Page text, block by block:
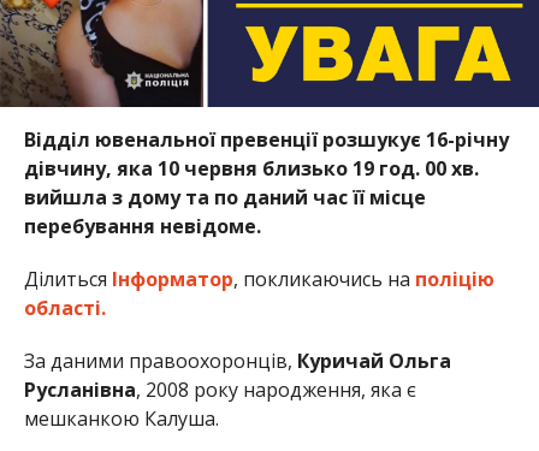
Відділ ювенальної превенції розшукує 16-річну
дівчину, яка 10 червня близько 19 год. 00 хв.
вийшла з дому та по даний час її місце
перебування невідоме.
Ділиться Інформатор, покликаючись на поліцію
області.
За даними правоохоронців, Куричай Ольга
Русланівна, 2008 року народження, яка є
мешканкою Калуша.